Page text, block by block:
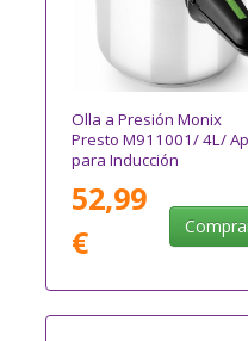
Olla a Presión Monix
Presto M911001/ 4L/
para Inducción
52,99
€